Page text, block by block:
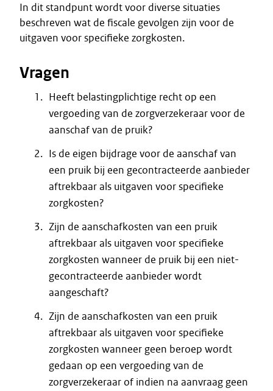
In dit standpunt wordt voor diverse situaties
beschreven wat de fiscale gevolgen zijn voor de
uitgaven voor specifieke zorgkosten.
Vragen
Heeft belastingplichtige recht op een
vergoeding van de zorgverzekeraar voor de
aanschaf van de pruik?
Is de eigen bijdrage voor de aanschaf van
een pruik bij een gecontracteerde aanbieder
aftrekbaar als uitgaven voor specifieke
zorgkosten?
Zijn de aanschafkosten van een pruik
aftrekbaar als uitgaven voor specifieke
zorgkosten wanneer de pruik bij een niet-
gecontracteerde aanbieder wordt
aangeschaft?
Zijn de aanschafkosten van een pruik
aftrekbaar als uitgaven voor specifieke
zorgkosten wanneer geen beroep wordt
gedaan op een vergoeding van de
zorgverzekeraar of indien na aanvraag geen